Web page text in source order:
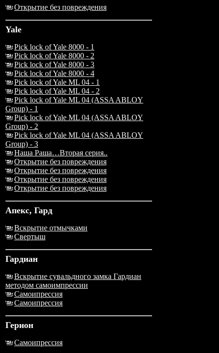
Открытие без повреждения
Yale
Pick lock of Yale 8000 - 1
Pick lock of Yale 8000 - 2
Pick lock of Yale 8000 - 3
Pick lock of Yale 8000 - 4
Pick lock of Yale ML 04 - 1
Pick lock of Yale ML 04 - 2
Pick lock of Yale ML 04 (ASSA ABLOY
Group) - 1
Pick lock of Yale ML 04 (ASSA ABLOY
Group) - 2
Pick lock of Yale ML 04 (ASSA ABLOY
Group) - 3
Наша Раша…Вторая серия..
Открытие без повреждения
Открытие без повреждения
Открытие без повреждения
Открытие без повреждения
Апекс, Гард
Вскрытие отмычками
Свертыш
Гардиан
Вскрытие сувальдного замка Гардиан
методом самоимпрессии
Самоипрессия
Самоипрессия
Герион
Самоипрессия